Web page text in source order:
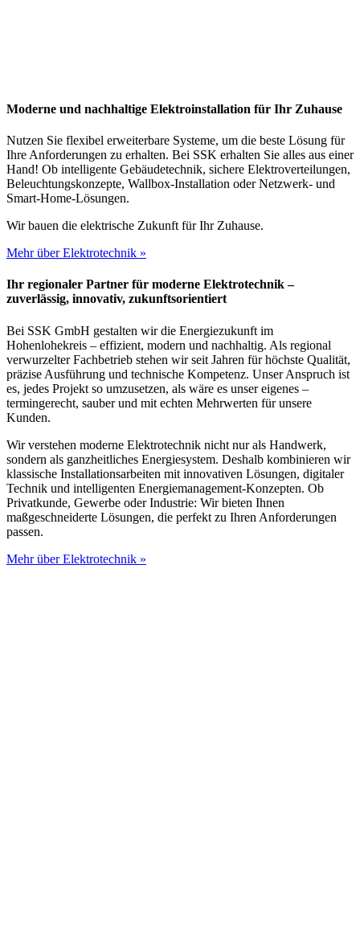
Moderne und nachhaltige Elektroinstallation für Ihr Zuhause
Nutzen Sie flexibel erweiterbare Systeme, um die beste Lösung für
Ihre Anforderungen zu erhalten. Bei SSK erhalten Sie alles aus einer
Hand! Ob intelligente Gebäudetechnik, sichere Elektroverteilungen,
Beleuchtungskonzepte, Wallbox-Installation oder Netzwerk- und
Smart-Home-Lösungen.
Wir bauen die elektrische Zukunft für Ihr Zuhause.
Mehr über Elektrotechnik »
Ihr regionaler Partner für moderne Elektrotechnik –
zuverlässig, innovativ, zukunftsorientiert
Bei SSK GmbH gestalten wir die Energiezukunft im
Hohenlohekreis – effizient, modern und nachhaltig. Als regional
verwurzelter Fachbetrieb stehen wir seit Jahren für höchste Qualität,
präzise Ausführung und technische Kompetenz. Unser Anspruch ist
es, jedes Projekt so umzusetzen, als wäre es unser eigenes –
termingerecht, sauber und mit echten Mehrwerten für unsere
Kunden.
Wir verstehen moderne Elektrotechnik nicht nur als Handwerk,
sondern als ganzheitliches Energiesystem. Deshalb kombinieren wir
klassische Installationsarbeiten mit innovativen Lösungen, digitaler
Technik und intelligenten Energiemanagement-Konzepten. Ob
Privatkunde, Gewerbe oder Industrie: Wir bieten Ihnen
maßgeschneiderte Lösungen, die perfekt zu Ihren Anforderungen
passen.
Mehr über Elektrotechnik »